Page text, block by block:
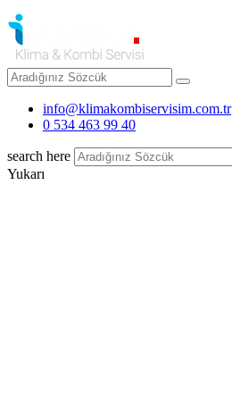
info@klimakombiservisim.com.tr
0 534 463 99 40
search here
Yukarı